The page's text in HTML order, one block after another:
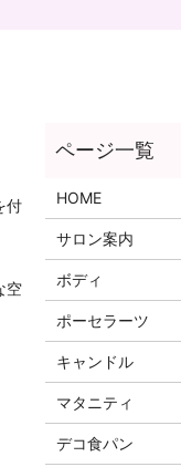
付
空
HOME
サロン案内
ボディ
ポーセラーツ
キャンドル
マタニティ
デコ食パン